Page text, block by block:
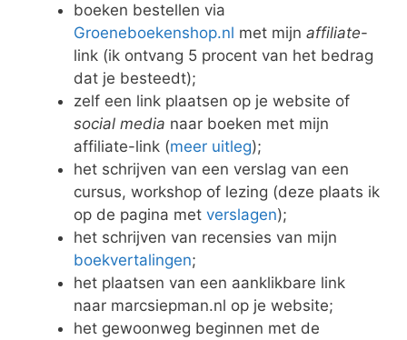
boeken bestellen via
Groeneboekenshop.nl met mijn affiliate-
link (ik ontvang 5 procent van het bedrag
dat je besteedt);
zelf een link plaatsen op je website of
social media naar boeken met mijn
affiliate-link (meer uitleg);
het schrijven van een verslag van een
cursus, workshop of lezing (deze plaats ik
op de pagina met verslagen);
het schrijven van recensies van mijn
boekvertalingen;
het plaatsen van een aanklikbare link
naar marcsiepman.nl op je website;
het gewoonweg beginnen met de